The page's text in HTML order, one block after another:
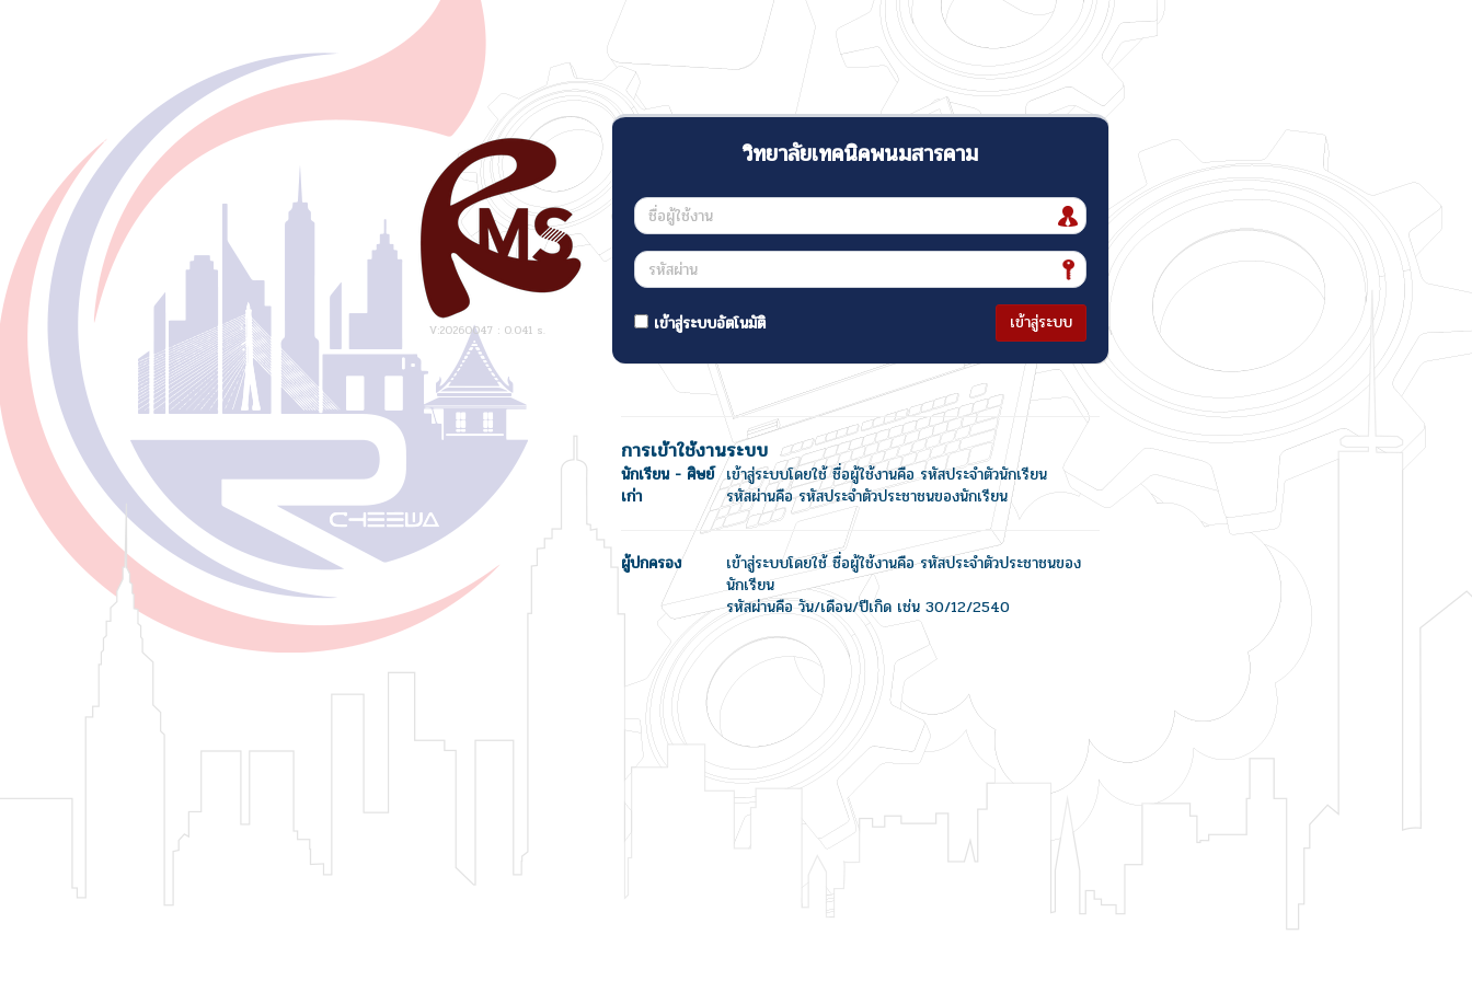
V:20260047 : 0.041 s.
วิทยาลัยเทคนิคพนมสารคาม
เข้าสู่ระบบอัตโนมัติ เข้าสู่ระบบ
การเข้าใช้งานระบบ
นักเรียน - ศิษย์
เก่า
เข้าสู่ระบบโดยใช้ ชื่อผู้ใช้งานคือ รหัสประจำตัวนักเรียน
รหัสผ่านคือ รหัสประจำตัวประชาชนของนักเรียน
ผู้ปกครอง
เข้าสู่ระบบโดยใช้ ชื่อผู้ใช้งานคือ รหัสประจำตัวประชาชนของ
นักเรียน
รหัสผ่านคือ วัน/เดือน/ปีเกิด เช่น 30/12/2540